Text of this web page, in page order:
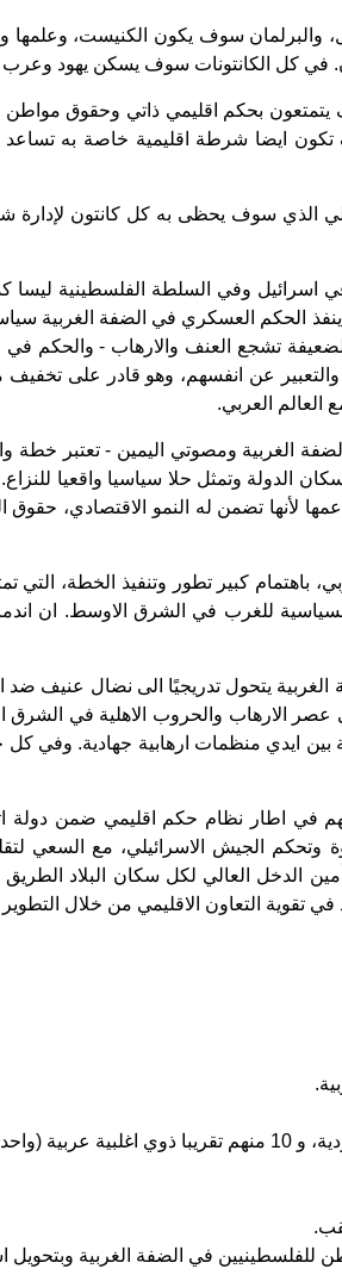
والبرلمان سوف يكون الكنيست،
في كل الكانتونات سوف يسكن يهود وعرب
يتمتعون بحكم اقليمي ذاتي وحقوق
تكون ايضا شرطة اقليمية خاصة به
الذي سوف يحظى به كل كانتون
اسرائيل وفي السلطة الفلسطينية
ينفذ الحكم العسكري في الضفة
تشجع العنف والارهاب - والحكم في
عن انفسهم، وهو قادر على
العالم العربي.
الغربية ومصوتي اليمين - تعتبر خطة
وتمثل حلا سياسيا واقعيا
تضمن له النمو الاقتصادي، حقوق
باهتمام كبير تطور وتنفيذ الخطة، التي
للغرب في الشرق الاوسط. ان
يتحول تدريجيًا الى نضال عنيف ضد
الارهاب والحروب الاهلية في الشرق
ايدي منظمات ارهابية جهادية. وفي كل
في اطار نظام حكم اقليمي ضمن دولة
الجيش الاسرائيلي، مع السعي
العالي لكل سكان البلاد الطريق
التعاون الاقليمي من خلال
في الضفة الغربية وبتحويل